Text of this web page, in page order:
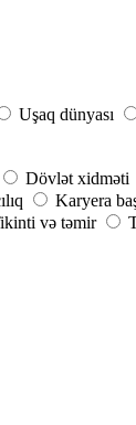
Uşaq dünyası
Dövlət xidməti
Karyera
və təmir